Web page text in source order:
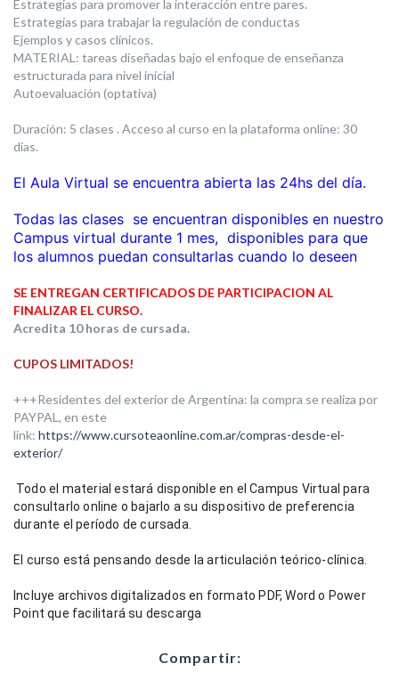
Estrategias para promover la interacción entre pares.
Estrategías para trabajar la regulación de conductas
Ejemplos y casos clínicos.
MATERIAL: tareas diseñadas bajo el enfoque de enseñanza
estructurada para nivel inicial
Autoevaluación (optativa)
Duración: 5 clases . Acceso al curso en la plataforma online: 30
días.
El Aula Virtual se encuentra abierta las 24hs del día.
Todas las clases se encuentran disponibles en nuestro
Campus virtual durante 1 mes, disponibles para que
los alumnos puedan consultarlas cuando lo deseen
SE ENTREGAN CERTIFICADOS DE PARTICIPACION AL
FINALIZAR EL CURSO.
Acredita 10 horas de cursada.
CUPOS LIMITADOS!
+++Residentes del exterior de Argentina: la compra se realiza por
PAYPAL, en este
link: https://www.cursoteaonline.com.ar/compras-desde-el-
exterior/
Todo el material estará disponible en el Campus Virtual para
consultarlo online o bajarlo a su dispositivo de preferencia
durante el período de cursada.
El curso está pensando desde la articulación teórico-clínica.
Incluye archivos digitalizados en formato PDF, Word o Power
Point que facilitará su descarga
Compartir: